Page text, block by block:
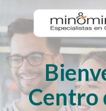
Búsqueda
Centro